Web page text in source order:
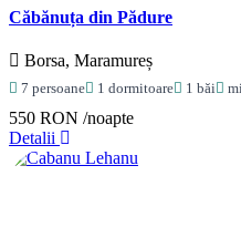
Căbănuța din Pădure
Borsa, Maramureș
7 persoane 1 dormitoare 1 băi
550 RON /noapte
Detalii